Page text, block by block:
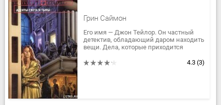
Грин Саймон
Его имя — Джон Тейлор. Он частный
детектив, обладающий даром находить
вещи. Дела, которые приходится
только сложны, но и чрезвычайно...
4.3 (3)